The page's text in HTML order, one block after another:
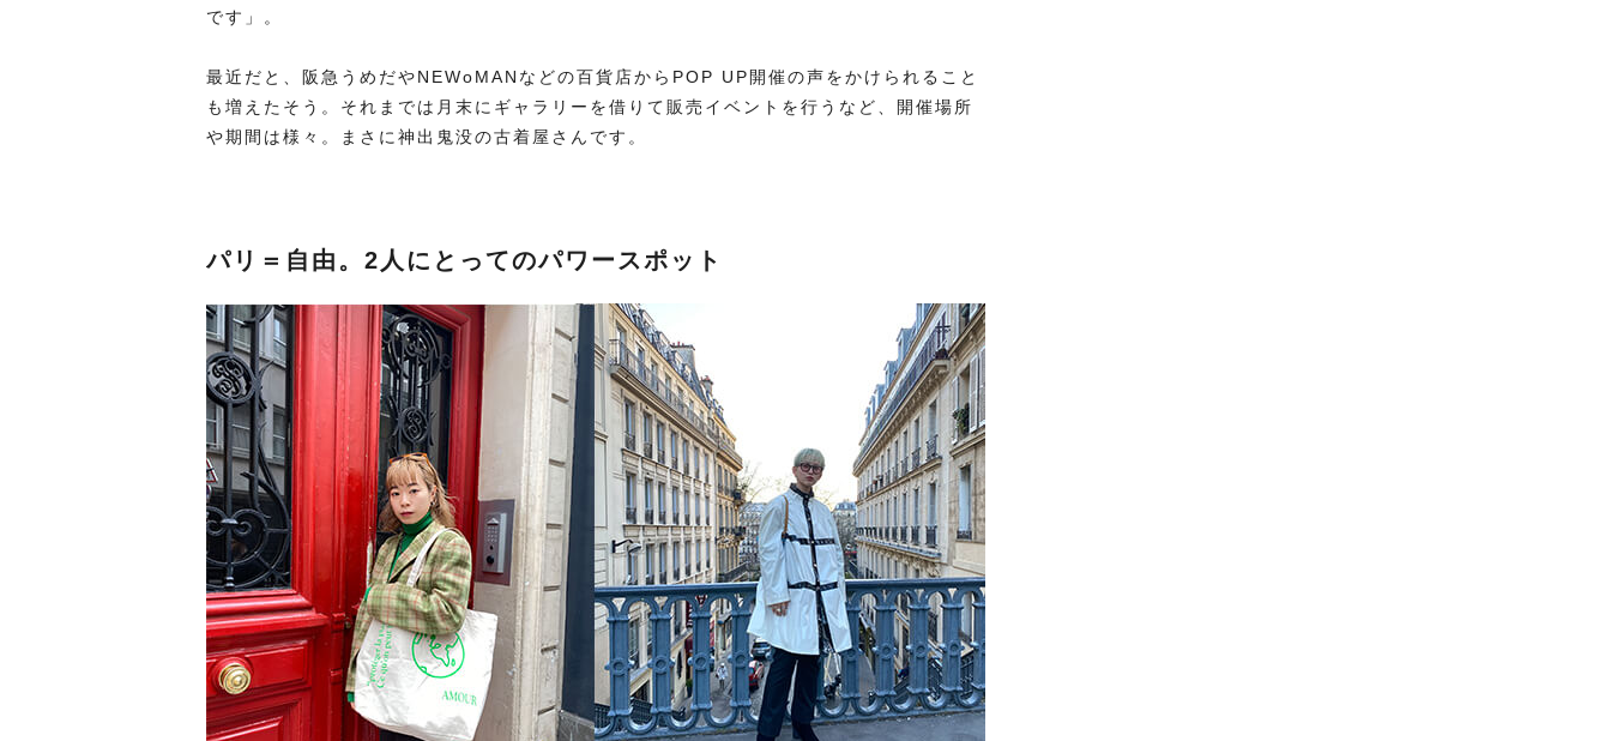
です」。
最近だと、阪急うめだやNEWoMANなどの百貨店からPOP UP開催の声をかけられること
も増えたそう。それまでは月末にギャラリーを借りて販売イベントを行うなど、開催場所
や期間は様々。まさに神出鬼没の古着屋さんです。
パリ＝自由。2人にとってのパワースポット